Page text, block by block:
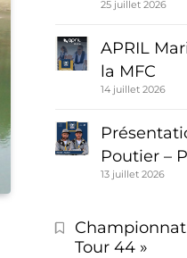
25 juillet 2026
APRIL
la MFC
14 juillet 2026
Poutier –
13 juillet 2026
Tour 44 »